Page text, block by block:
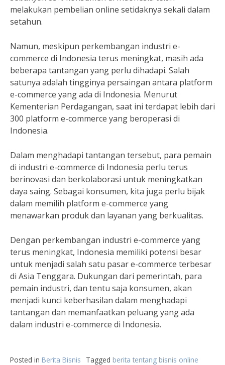
melakukan pembelian online setidaknya sekali dalam
setahun.
Namun, meskipun perkembangan industri e-
commerce di Indonesia terus meningkat, masih ada
beberapa tantangan yang perlu dihadapi. Salah
satunya adalah tingginya persaingan antara platform
e-commerce yang ada di Indonesia. Menurut
Kementerian Perdagangan, saat ini terdapat lebih dari
300 platform e-commerce yang beroperasi di
Indonesia.
Dalam menghadapi tantangan tersebut, para pemain
di industri e-commerce di Indonesia perlu terus
berinovasi dan berkolaborasi untuk meningkatkan
daya saing. Sebagai konsumen, kita juga perlu bijak
dalam memilih platform e-commerce yang
menawarkan produk dan layanan yang berkualitas.
Dengan perkembangan industri e-commerce yang
terus meningkat, Indonesia memiliki potensi besar
untuk menjadi salah satu pasar e-commerce terbesar
di Asia Tenggara. Dukungan dari pemerintah, para
pemain industri, dan tentu saja konsumen, akan
menjadi kunci keberhasilan dalam menghadapi
tantangan dan memanfaatkan peluang yang ada
dalam industri e-commerce di Indonesia.
Posted in Berita Bisnis Tagged berita tentang bisnis online